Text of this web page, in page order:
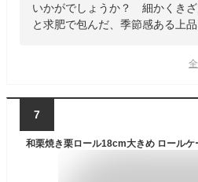
いかがでしょうか？ 細かくき
と求肥で包んだ、季節感ある上
7